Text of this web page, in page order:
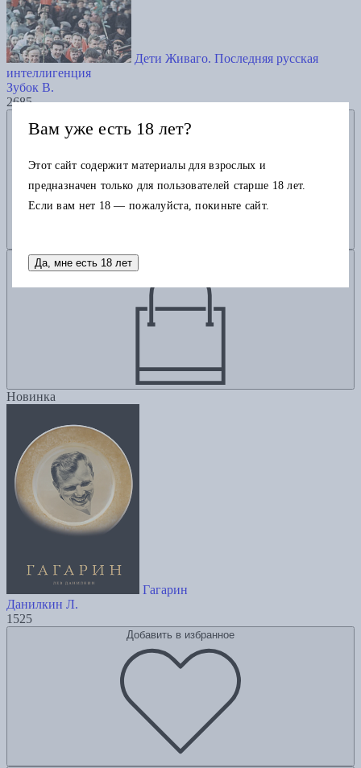
Дети Живаго. Последняя русская
интеллигенция
Зубок В.
2685
Добавить в корзину
Новинка
Гагарин
Данилкин Л.
1525
Добавить в избранное
Вам уже есть 18 лет?
Этот сайт содержит материалы для взрослых и
предназначен только для пользователей старше 18 лет.
Если вам нет 18 — пожалуйста, покиньте сайт.
Да, мне есть 18 лет